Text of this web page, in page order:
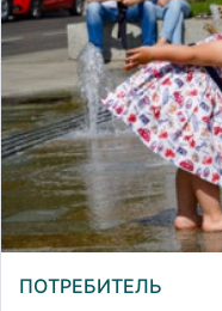
ПОТРЕБИТЕЛЬ